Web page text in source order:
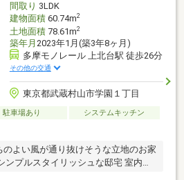
間取り 3LDK
建物面積60.74m2
土地面積78.61m2
築年月 2023年1月(築3年8ヶ月)
多摩モノレール 上北台駅 徒歩26分
その他の交通
東京都武蔵村山市学園１丁目
駐車場あり
システムキッチン
よい風が通り抜けそうな立地のお家
プルスタイリッシュな邸宅 室内の